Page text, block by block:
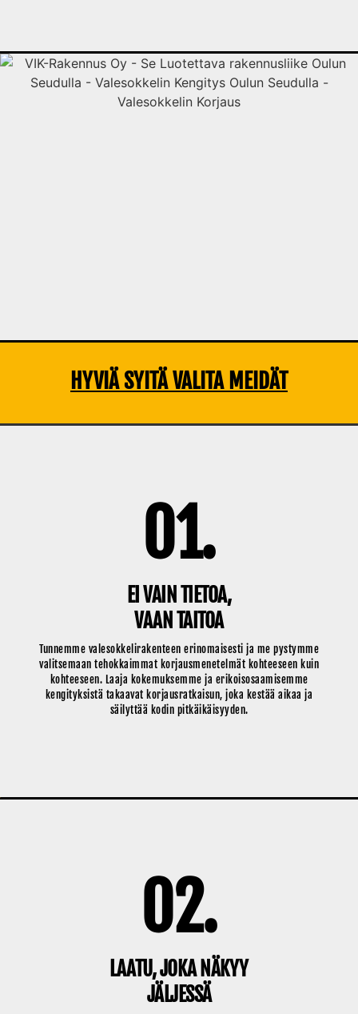
HYVIÄ SYITÄ VALITA MEIDÄT
01.
EI VAIN TIETOA,
VAAN TAITOA
Tunnemme valesokkelirakenteen erinomaisesti ja me pystymme
valitsemaan tehokkaimmat korjausmenetelmät kohteeseen kuin
kohteeseen. Laaja kokemuksemme ja erikoisosaamisemme
kengityksistä takaavat korjausratkaisun, joka kestää aikaa ja
säilyttää kodin pitkäikäisyyden.
02.
LAATU, JOKA NÄKYY
JÄLJESSÄ